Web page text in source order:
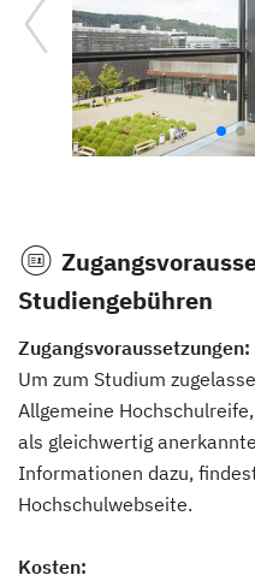
Studiengebühren
Zugangsvoraussetzungen:
Um zum Studium
Allgemeine
als gleichwertig
Informationen dazu,
Hochschulwebseite.
Kosten: